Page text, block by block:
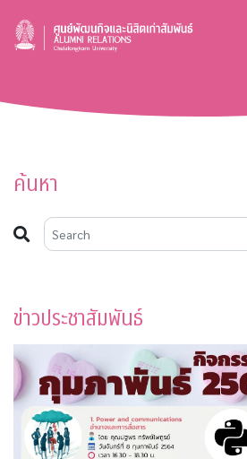
ค้นหา
ข่าวประชาสัมพันธ์